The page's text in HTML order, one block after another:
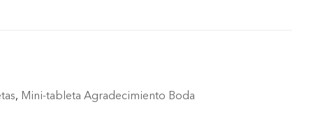
, Mini-tableta Agradecimiento Boda